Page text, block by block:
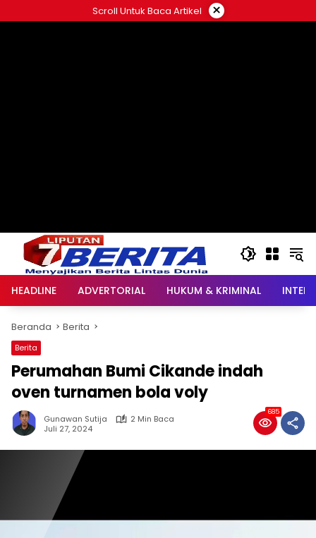
ke
Scroll Untuk Baca Artikel ×
HEADLINE ADVERTORIAL HUKUM & KRIMINAL
Beranda Berita
Berita
Perumahan Bumi Cikande indah
oven turnamen bola voly
Gunawan Sutija
2 Min Baca
Juli 27, 2024
685